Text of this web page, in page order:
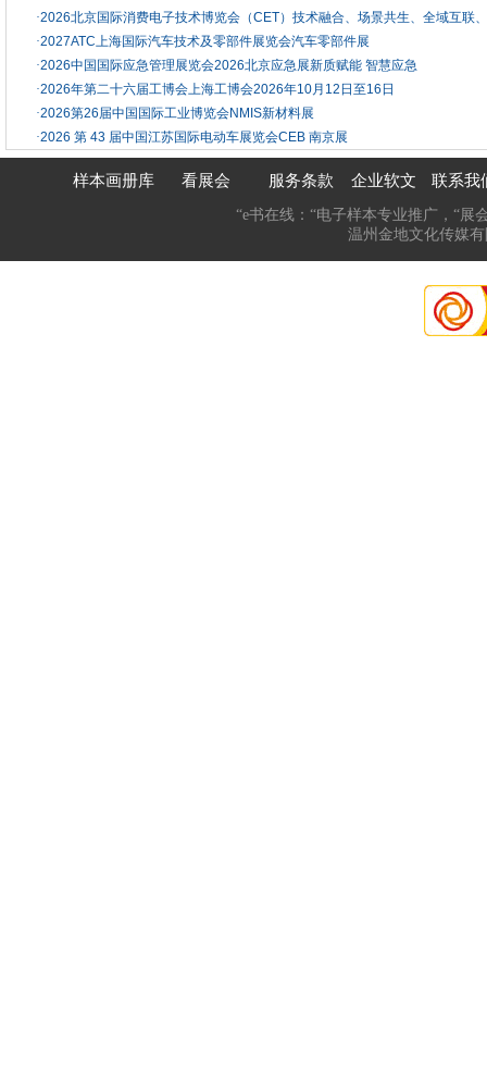
·2026北京国际消费电子技术博览会（CET）技术融合、场景共生、全域互联
·2027ATC上海国际汽车技术及零部件展览会汽车零部件展
·2026中国国际应急管理展览会2026北京应急展新质赋能 智慧应急
·2026年第二十六届工博会上海工博会2026年10月12日至16日
·2026第26届中国国际工业博览会NMIS新材料展
·2026 第 43 届中国江苏国际电动车展览会CEB 南京展
样本画册库 看展会 服务条款 企业软文 联系我
“e书在线：“电子样本专业推广，“展
温州金地文化传媒